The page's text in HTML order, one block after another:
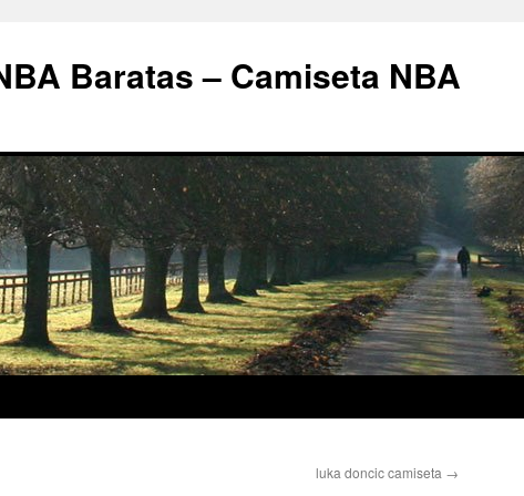
Baratas – Camiseta NBA
luka doncic camiseta →